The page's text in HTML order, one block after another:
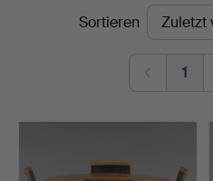
EndpreiseSortieren
1